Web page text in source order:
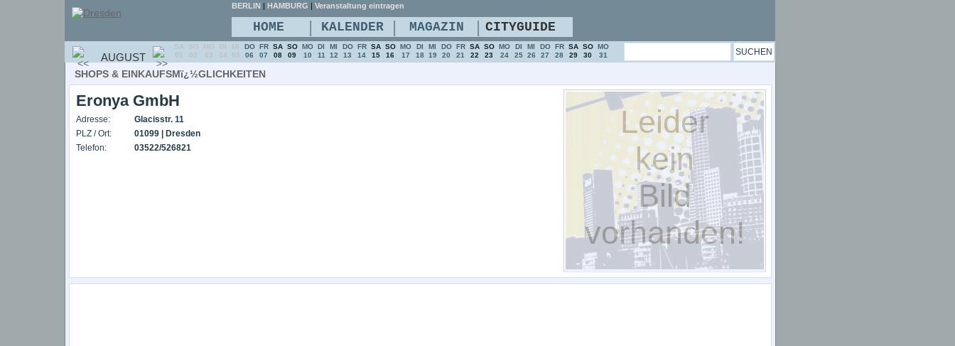
SHOPS & EINKAUFSMï¿½GLICHKEITEN
Eronya GmbH
Adresse:
Glacisstr. 11
PLZ / Ort:
01099 | Dresden
Telefon:
03522/526821
Leider
kein
Bild
vorhanden!
BERLIN | HAMBURG | Veranstaltung eintragen
HOME | KALENDER | MAGAZIN | CITYGUIDE
AUGUST
SA
01
SO
02
MO
03
DI
04
MI
05
DO
06
FR
07
SA
08
SO
09
MO
10
DI
11
MI
12
DO
13
FR
14
SA
15
SO
16
MO
17
DI
18
MI
19
DO
20
FR
21
SA
22
SO
23
MO
24
DI
25
MI
26
DO
27
FR
28
SA
29
SO
30
MO
31